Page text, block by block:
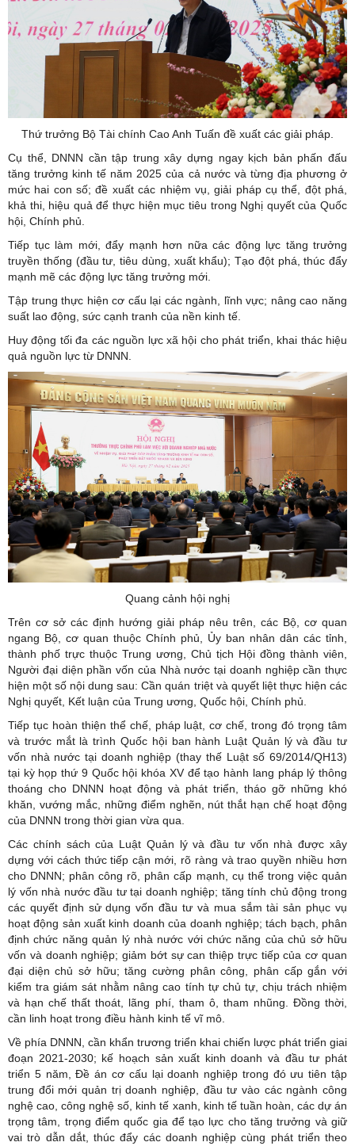
Thứ trưởng Bộ Tài chính Cao Anh Tuấn đề xuất các giải pháp.
Cụ thể, DNNN cần tập trung xây dựng ngay kịch bản phấn đấu
tăng trưởng kinh tế năm 2025 của cả nước và từng địa phương ở
mức hai con số; đề xuất các nhiệm vụ, giải pháp cụ thể, đột phá,
khả thi, hiệu quả để thực hiện mục tiêu trong Nghị quyết của Quốc
hội, Chính phủ.
Tiếp tục làm mới, đẩy mạnh hơn nữa các động lực tăng trưởng
truyền thống (đầu tư, tiêu dùng, xuất khẩu); Tạo đột phá, thúc đẩy
mạnh mẽ các động lực tăng trưởng mới.
Tập trung thực hiện cơ cấu lại các ngành, lĩnh vực; nâng cao năng
suất lao động, sức cạnh tranh của nền kinh tế.
Huy động tối đa các nguồn lực xã hội cho phát triển, khai thác hiệu
quả nguồn lực từ DNNN.
Quang cảnh hội nghị
Trên cơ sở các định hướng giải pháp nêu trên, các Bộ, cơ quan
ngang Bộ, cơ quan thuộc Chính phủ, Ủy ban nhân dân các tỉnh,
thành phố trực thuộc Trung ương, Chủ tịch Hội đồng thành viên,
Người đại diện phần vốn của Nhà nước tại doanh nghiệp cần thực
hiện một số nội dung sau: Cần quán triệt và quyết liệt thực hiện các
Nghị quyết, Kết luận của Trung ương, Quốc hội, Chính phủ.
Tiếp tục hoàn thiện thể chế, pháp luật, cơ chế, trong đó trọng tâm
và trước mắt là trình Quốc hội ban hành Luật Quản lý và đầu tư
vốn nhà nước tại doanh nghiệp (thay thế Luật số 69/2014/QH13)
tại kỳ họp thứ 9 Quốc hội khóa XV để tạo hành lang pháp lý thông
thoáng cho DNNN hoạt động và phát triển, tháo gỡ những khó
khăn, vướng mắc, những điểm nghẽn, nút thắt hạn chế hoạt động
của DNNN trong thời gian vừa qua.
Các chính sách của Luật Quản lý và đầu tư vốn nhà được xây
dựng với cách thức tiếp cận mới, rõ ràng và trao quyền nhiều hơn
cho DNNN; phân công rõ, phân cấp mạnh, cụ thể trong việc quản
lý vốn nhà nước đầu tư tại doanh nghiệp; tăng tính chủ động trong
các quyết định sử dụng vốn đầu tư và mua sắm tài sản phục vụ
hoạt động sản xuất kinh doanh của doanh nghiệp; tách bạch, phân
định chức năng quản lý nhà nước với chức năng của chủ sở hữu
vốn và doanh nghiệp; giảm bớt sự can thiệp trực tiếp của cơ quan
đại diện chủ sở hữu; tăng cường phân công, phân cấp gắn với
kiểm tra giám sát nhằm nâng cao tính tự chủ tự, chịu trách nhiệm
và hạn chế thất thoát, lãng phí, tham ô, tham nhũng. Đồng thời,
cần linh hoạt trong điều hành kinh tế vĩ mô.
Về phía DNNN, cần khẩn trương triển khai chiến lược phát triển giai
đoạn 2021-2030; kế hoạch sản xuất kinh doanh và đầu tư phát
triển 5 năm, Đề án cơ cấu lại doanh nghiệp trong đó ưu tiên tập
trung đổi mới quản trị doanh nghiệp, đầu tư vào các ngành công
nghệ cao, công nghệ số, kinh tế xanh, kinh tế tuần hoàn, các dự án
trọng tâm, trọng điểm quốc gia để tạo lực cho tăng trưởng và giữ
vai trò dẫn dắt, thúc đẩy các doanh nghiệp cùng phát triển theo